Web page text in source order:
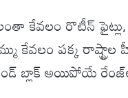
కేవలం రొటీన్ ఫైట్లు,
కేవలం పక్క
బ్లాక్ అయిపోయే